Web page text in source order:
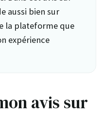
aussi bien sur
la plateforme que
expérience
avis sur